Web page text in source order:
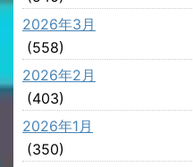
2026年3月
(558)
2026年2月
(403)
2026年1月
(350)